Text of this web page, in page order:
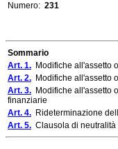
Numero: 231
Sommario
Art. 1. Modifiche all'assetto
Art. 2. Modifiche all'assetto
Art. 3. Modifiche all'assetto
finanziarie
Art. 4. Rideterminazione
Art. 5. Clausola di